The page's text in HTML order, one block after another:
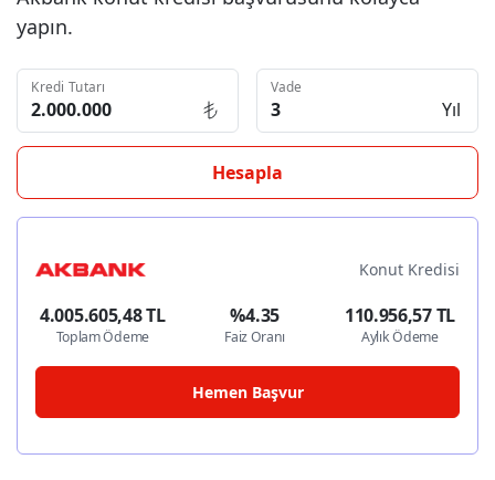
yapın.
Kredi Tutarı Vade
Yıl
Hesapla
Konut Kredisi
4.005.605,48 TL
Toplam Ödeme
%4.35
Faiz Oranı
110.956,57 TL
Aylık Ödeme
Hemen Başvur